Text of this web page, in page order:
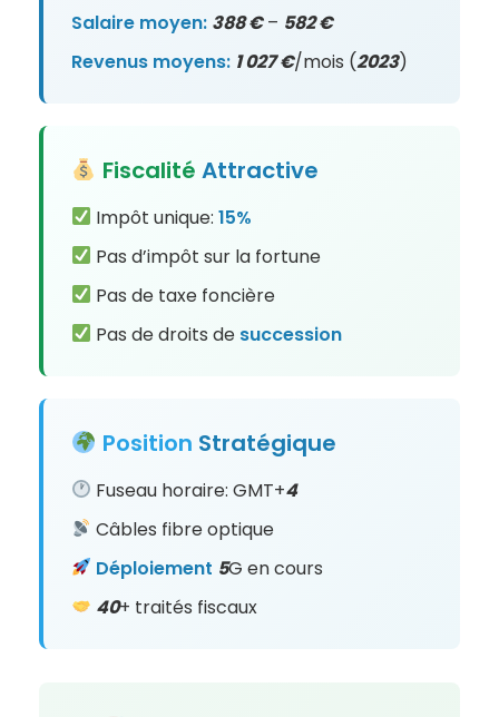
Salaire moyen: 388 €– 582 €
Revenus moyens: 1 027 €/mois (2023)
Fiscalité Attractive
Impôt unique:15%
Pas d’impôt sur la fortune
Pas de taxe foncière
Pas de droits de succession
Position Stratégique
Fuseau horaire: GMT+4
Câbles fibre optique
Déploiement 5G en cours
40+ traités fiscaux